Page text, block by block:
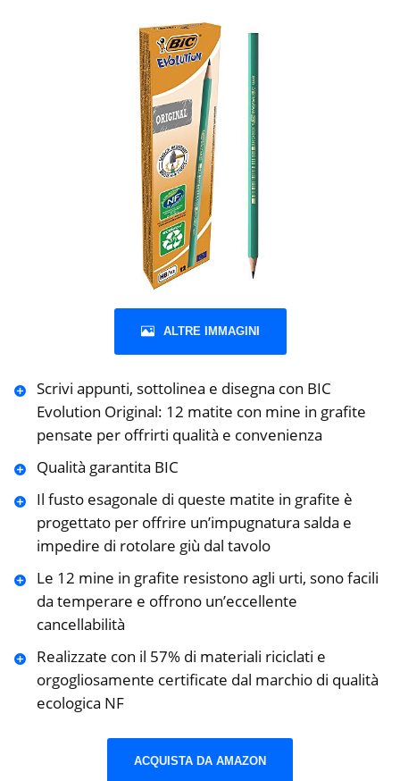
ALTRE IMMAGINI
Scrivi appunti, sottolinea e disegna con BIC
Evolution Original: 12 matite con mine in grafite
pensate per offrirti qualità e convenienza
Qualità garantita BIC
Il fusto esagonale di queste matite in grafite è
progettato per offrire un’impugnatura salda e
impedire di rotolare giù dal tavolo
Le 12 mine in grafite resistono agli urti, sono facili
da temperare e offrono un’eccellente
cancellabilità
Realizzate con il 57% di materiali riciclati e
orgogliosamente certificate dal marchio di qualità
ecologica NF
ACQUISTA DA AMAZON